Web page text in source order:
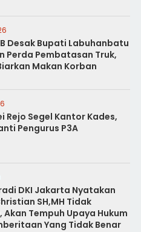
Desak Bupati Labuhanbatu
Perda Pembatasan Truk,
Makan Korban
Rejo Segel Kantor Kades,
Pengurus P3A
DKI Jakarta Nyatakan
SH,MH Tidak
Akan Tempuh Upaya Hukum
Yang Tidak Benar